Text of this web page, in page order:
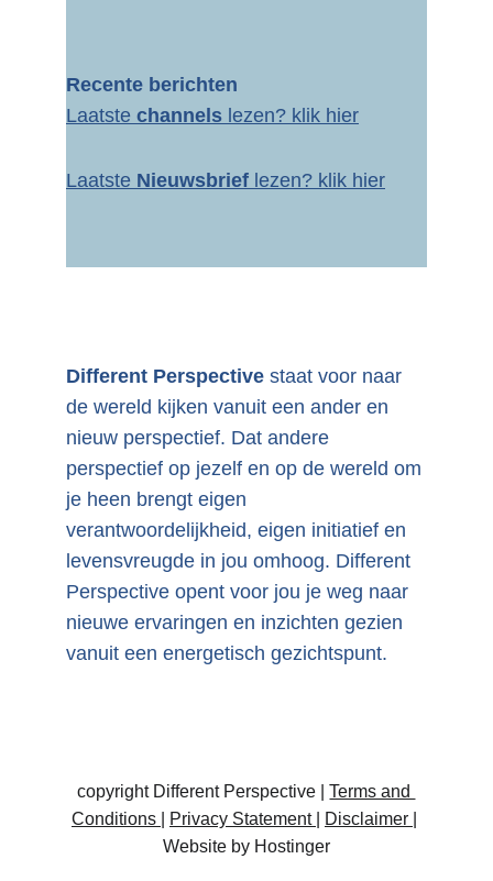
Recente berichten
Laatste channels lezen? klik hier
Laatste Nieuwsbrief lezen? klik hier
Different Perspective staat voor naar
de wereld kijken vanuit een ander en
nieuw perspectief. Dat andere
perspectief op jezelf en op de wereld om
je heen brengt eigen
verantwoordelijkheid, eigen initiatief en
levensvreugde in jou omhoog. Different
Perspective opent voor jou je weg naar
nieuwe ervaringen en inzichten gezien
vanuit een energetisch gezichtspunt.
copyright Different Perspective | Terms and
Conditions
Privacy Statement Disclaimer
Website by Hostinger